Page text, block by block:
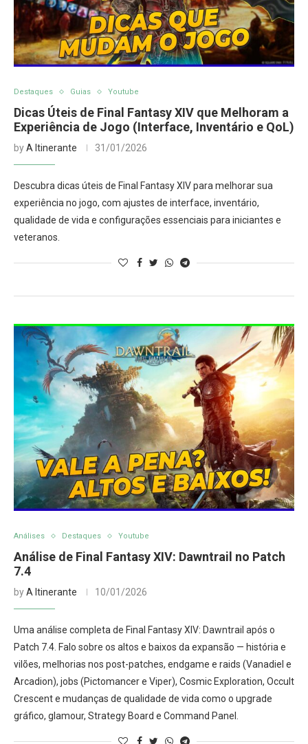
Destaques Guias Youtube
Dicas Úteis de Final Fantasy XIV que Melhoram a
Experiência de Jogo (Interface, Inventário e QoL)
byA Itinerante 31/01/2026
Descubra dicas úteis de Final Fantasy XIV para melhorar sua
experiência no jogo, com ajustes de interface, inventário,
qualidade de vida e configurações essenciais para iniciantes e
veteranos.
Análises Destaques Youtube
Análise de Final Fantasy XIV: Dawntrail no Patch
7.4
byA Itinerante 10/01/2026
Uma análise completa de Final Fantasy XIV: Dawntrail após o
Patch 7.4. Falo sobre os altos e baixos da expansão — história e
vilões, melhorias nos post-patches, endgame e raids (Vanadiel e
Arcadion), jobs (Pictomancer e Viper), Cosmic Exploration, Occult
Crescent e mudanças de qualidade de vida como o upgrade
gráfico, glamour, Strategy Board e Command Panel.